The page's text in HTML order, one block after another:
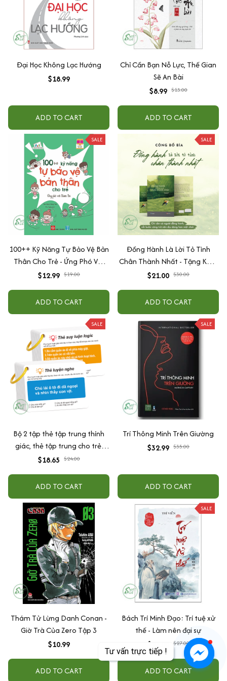
Đại Học Không Lạc Hướng
$18.99
ADD TO CART
Chỉ Cần Bạn Nỗ Lực, Thế Gian
Sẽ An Bài
$8.99 $13.00
ADD TO CART
SALE
100++ Kỹ Năng Tự Bảo Vệ Bản
Thân Cho Trẻ - Ứng Phó Với
Thiên Tai
$12.99 $19.00
ADD TO CART
SALE
Đồng Hành Là Lời Tỏ Tình
Chân Thành Nhất - Tặng Kèm
Bookmark
$21.00 $30.00
ADD TO CART
SALE
Bộ 2 tập thẻ tập trung thính
giác, thẻ tập trung cho trẻ,
tương tác giữa cha mẹ và con
$18.65 $24.00
ADD TO CART
SALE
Trí Thông Minh Trên Giường
$32.99 $35.00
ADD TO CART
Thám Tử Lừng Danh Conan -
Giờ Trà Của Zero Tập 3
$10.99
ADD TO CART
SALE
Bách Trí Minh Đạo: Trí tuệ xử
thế - Làm nên đại sự
$23.00
$27.00
ADD TO CART